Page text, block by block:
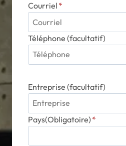
Courriel *
Téléphone (facultatif)
Entreprise (facultatif)
Pays(Obligatoire) *